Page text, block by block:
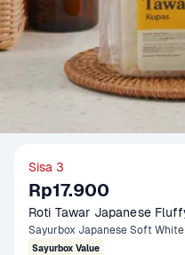
Sisa 3
Rp17.900
Roti Tawar Japanese
Sayurbox Japanese Soft
Sayurbox Value